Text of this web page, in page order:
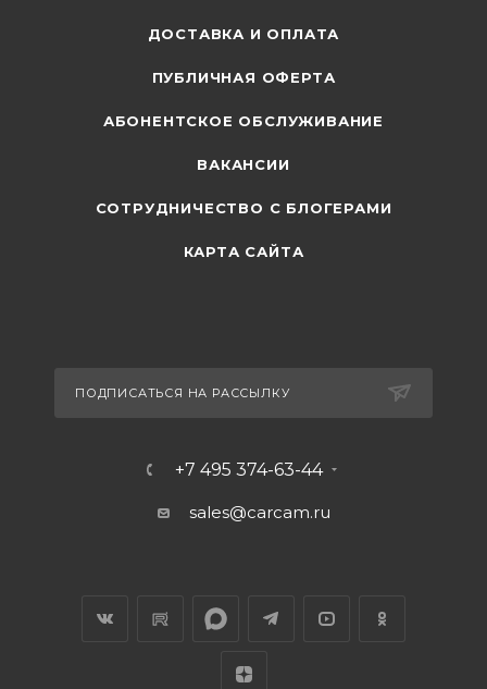
ДОСТАВКА И ОПЛАТА
ПУБЛИЧНАЯ ОФЕРТА
АБОНЕНТСКОЕ ОБСЛУЖИВАНИЕ
ВАКАНСИИ
СОТРУДНИЧЕСТВО С БЛОГЕРАМИ
КАРТА САЙТА
ПОДПИСАТЬСЯ НА РАССЫЛКУ
+7 495 374-63-44
sales@carcam.ru